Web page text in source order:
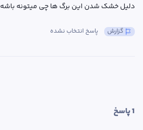
دلیل خشک شدن این برگ ها چی میتونه باشه
پاسخ انتخاب نشده گزارش
1 پاسخ